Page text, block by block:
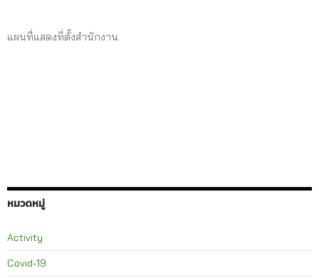
แผนที่แสดงที่ตั้งสำนักงาน
หมวดหมู่
Activity
Covid-19